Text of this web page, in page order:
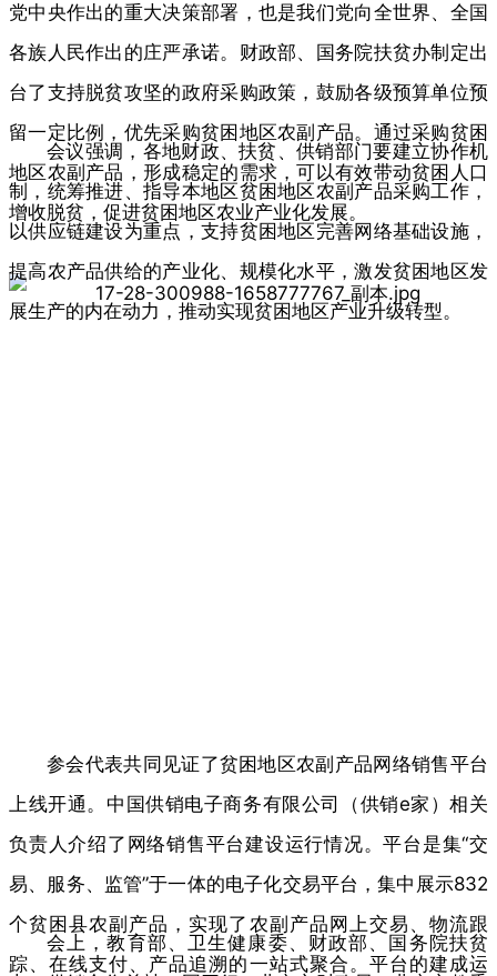
党中央作出的重大决策部署，也是我们党向全世界、全国
各族人民作出的庄严承诺。财政部、国务院扶贫办制定出
台了支持脱贫攻坚的政府采购政策，鼓励各级预算单位预
留一定比例，优先采购贫困地区农副产品。通过采购贫困
地区农副产品，形成稳定的需求，可以有效带动贫困人口
增收脱贫，促进贫困地区农业产业化发展。
会议强调，各地财政、扶贫、供销部门要建立协作机
制，统筹推进、指导本地区贫困地区农副产品采购工作，
以供应链建设为重点，支持贫困地区完善网络基础设施，
提高农产品供给的产业化、规模化水平，激发贫困地区发
展生产的内在动力，推动实现贫困地区产业升级转型。
参会代表共同见证了贫困地区农副产品网络销售平台
上线开通。中国供销电子商务有限公司（供销e家）相关
负责人介绍了网络销售平台建设运行情况。平台是集“交
易、服务、监管”于一体的电子化交易平台，集中展示832
个贫困县农副产品，实现了农副产品网上交易、物流跟
踪、在线支付、产品追溯的一站式聚合。平台的建成运
会上，教育部、卫生健康委、财政部、国务院扶贫